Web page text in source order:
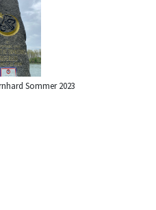
Sommer 2023